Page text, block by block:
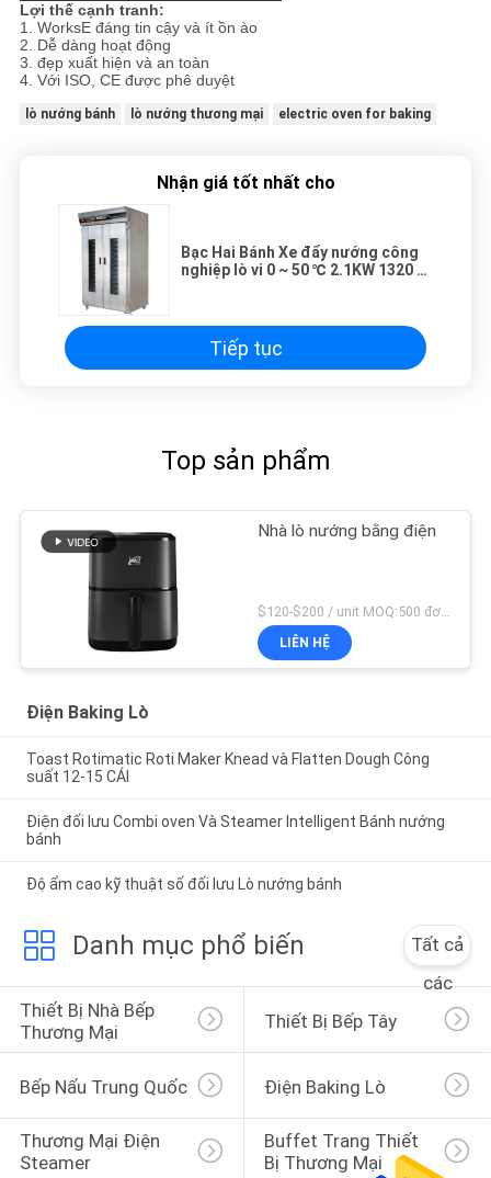
Lợi thế cạnh tranh:
1. WorksE đáng tin cậy và ít ồn ào
2. Dễ dàng hoạt động
3. đẹp xuất hiện và an toàn
4. Với ISO, CE được phê duyệt
lò nướng bánh lò nướng thương mại electric oven for baking
Nhận giá tốt nhất cho
Bạc Hai Bánh Xe đẩy nướng công
nghiệp lò vi 0 ~ 50 ℃ 2.1KW 1320 *
Tiếp tục
Top sản phẩm
Nhà lò nướng bằng điện
$120-$200 / unit MOQ:500 đơn vị
LIÊN HỆ
Điện Baking Lò
Toast Rotimatic Roti Maker Knead và Flatten Dough Công
suất 12-15 CÁI
Điện đối lưu Combi oven Và Steamer Intelligent Bánh nướng
bánh
Độ ẩm cao kỹ thuật số đối lưu Lò nướng bánh
Danh mục phổ biến
Tất cả
các
Thiết Bị Nhà Bếp
Thương Mại
Thiết Bị Bếp Tây
Bếp Nấu Trung Quốc Điện Baking Lò
Thương Mại Điện
Steamer
Buffet Trang Thiết
Bị Thương Mại